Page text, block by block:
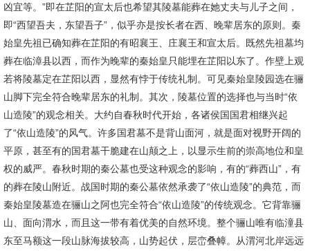
凶宜等。”即在芷阳的宣太后也希望其陵墓能葬在她丈夫与儿子之间，
即“西望吾夫，东望吾子”，似乎亦是按长者在西、晚辈居东的原则。秦
始皇先祖已确知葬在芷阳的有昭襄王、庄襄王和宣太后。既然先祖墓均
葬在临漳县以西，而作为晚辈的秦始皇只能埋在芷阳以东了。作壁上观
若将陵墓定在芷阳以西，显然有悖于传统礼制。可见秦始皇陵园选在骊
山脚下完全符合晚辈居东的礼制。其次，陵墓位置的选择也与当时“依
山造陵”的观念相关。大约自春秋时代开始，各诸侯国国君相继兴起
了“依山造陵”的风气。许多国君墓不是背山面河，就是面对视野开阔的
平原，甚至有的国君墓干脆建在山颠之上，以显示生前的崇高地位和皇
权的威严。春秋时期的秦公墓也受这种观念的影响，有的“葬西山”，有
的葬在陵山附近。战国时期的秦公墓依然承袭了“依山造陵”的典范，而
秦始皇陵墓造在骊山之阿也完全符合“依山造陵”的传统观念。它背靠骊
山、面向渭水，而且这一带有着优美的自然环境。整个骊山唯有临潼县
东至马额这一段山脉海拔较高，山势起伏，层峦叠幛。从渭河北岸远远